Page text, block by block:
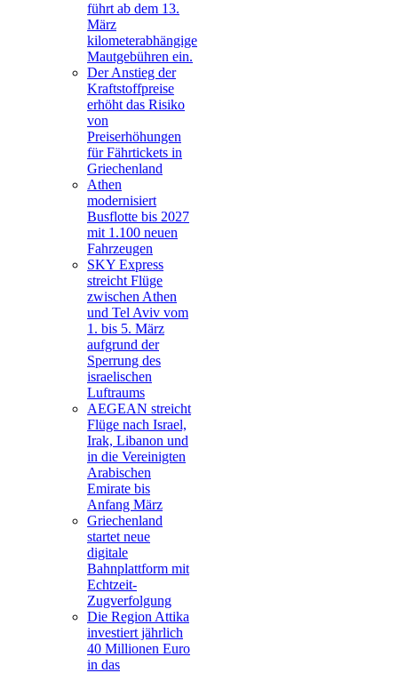
führt ab dem 13.
März
kilometerabhängige
Mautgebühren ein.
Der Anstieg der
Kraftstoffpreise
erhöht das Risiko
von
Preiserhöhungen
für Fährtickets in
Griechenland
Athen
modernisiert
Busflotte bis 2027
mit 1.100 neuen
Fahrzeugen
SKY Express
streicht Flüge
zwischen Athen
und Tel Aviv vom
1. bis 5. März
aufgrund der
Sperrung des
israelischen
Luftraums
AEGEAN streicht
Flüge nach Israel,
Irak, Libanon und
in die Vereinigten
Arabischen
Emirate bis
Anfang März
Griechenland
startet neue
digitale
Bahnplattform mit
Echtzeit-
Zugverfolgung
Die Region Attika
investiert jährlich
40 Millionen Euro
in das